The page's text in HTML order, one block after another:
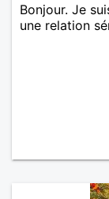
Bonjour. Je
une relation